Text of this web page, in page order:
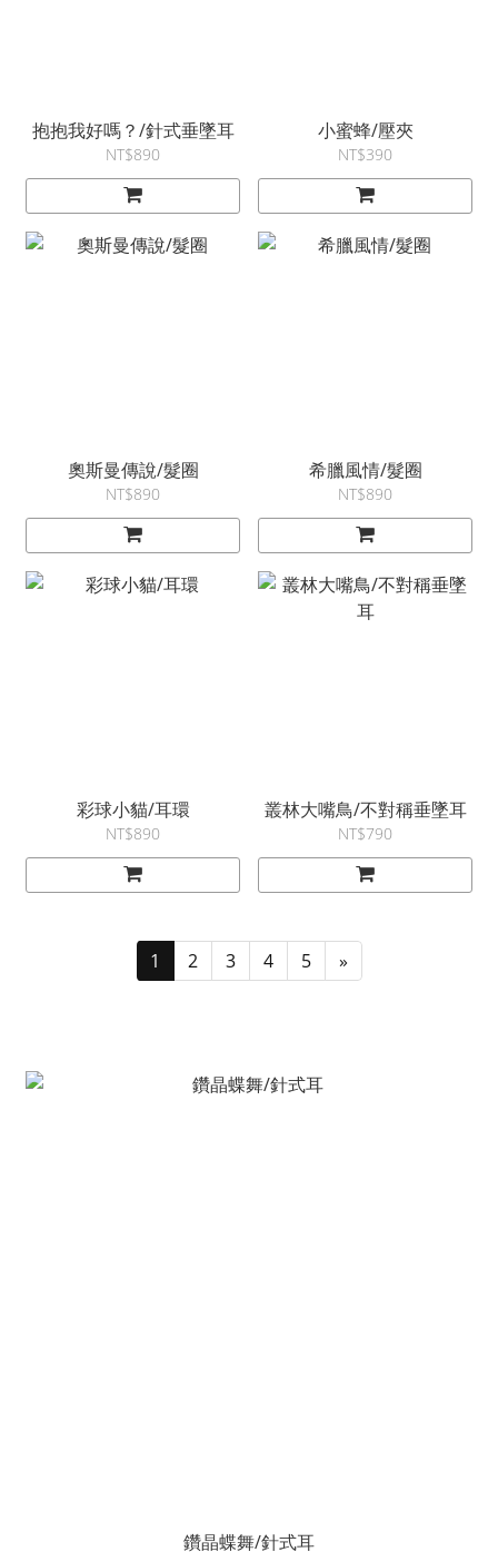
抱抱我好嗎？/針式垂墜耳
NT$890
小蜜蜂/壓夾
NT$390
奧斯曼傳說/髮圈
NT$890
希臘風情/髮圈
NT$890
彩球小貓/耳環
NT$890
叢林大嘴鳥/不對稱垂墜耳
NT$790
1 2 3 4 5 »
鑽晶蝶舞/針式耳